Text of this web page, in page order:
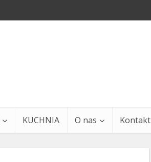
KUCHNIA O nas Kontakt